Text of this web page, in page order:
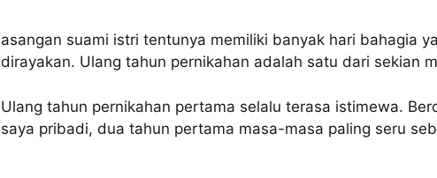
asangan suami istri tentunya memiliki banyak hari bahagia
dirayakan. Ulang tahun pernikahan adalah satu dari sekian
Ulang tahun pernikahan pertama selalu terasa istimewa.
saya pribadi, dua tahun pertama masa-masa paling seru